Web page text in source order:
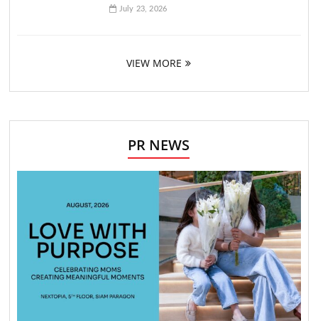
July 23, 2026
VIEW MORE
PR NEWS